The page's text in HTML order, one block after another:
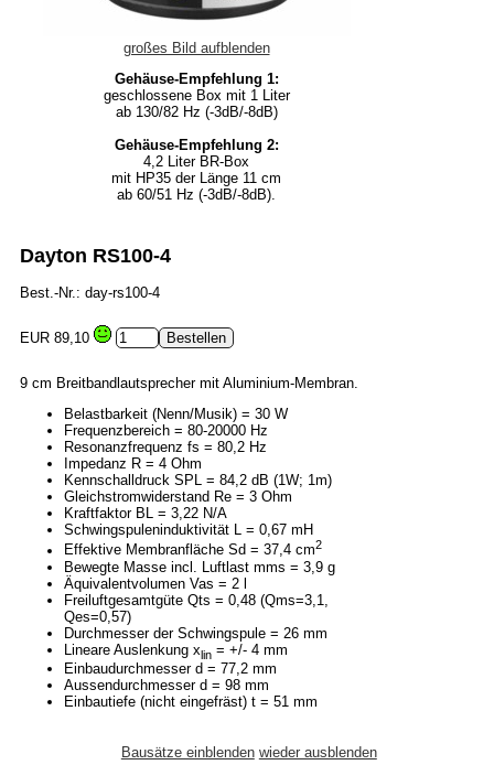
großes Bild aufblenden
Gehäuse-Empfehlung 1:
geschlossene Box mit 1 Liter
ab 130/82 Hz (-3dB/-8dB)
Gehäuse-Empfehlung 2:
4,2 Liter BR-Box
mit HP35 der Länge 11 cm
ab 60/51 Hz (-3dB/-8dB).
Dayton RS100-4
Best.-Nr.: day-rs100-4
EUR 89,10
9 cm Breitbandlautsprecher mit Aluminium-Membran.
Belastbarkeit (Nenn/Musik) = 30 W
Frequenzbereich = 80-20000 Hz
Resonanzfrequenz fs = 80,2 Hz
Impedanz R = 4 Ohm
Kennschalldruck SPL = 84,2 dB (1W; 1m)
Gleichstromwiderstand Re = 3 Ohm
Kraftfaktor BL = 3,22 N/A
Schwingspuleninduktivität L = 0,67 mH
Effektive Membranfläche Sd = 37,4 cm2
Bewegte Masse incl. Luftlast mms = 3,9 g
Äquivalentvolumen Vas = 2 l
Freiluftgesamtgüte Qts = 0,48 (Qms=3,1,
Qes=0,57)
Durchmesser der Schwingspule = 26 mm
Lineare Auslenkung xlin = +/- 4 mm
Einbaudurchmesser d = 77,2 mm
Aussendurchmesser d = 98 mm
Einbautiefe (nicht eingefräst) t = 51 mm
Bausätze einblenden wieder ausblenden